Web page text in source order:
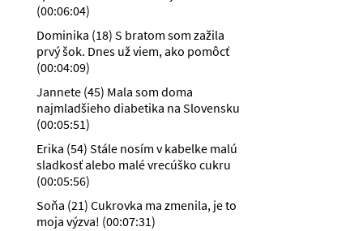
(00:06:04)
Dominika (18) S bratom som zažila
prvý šok. Dnes už viem, ako pomôcť
(00:04:09)
Jannete (45) Mala som doma
najmladšieho diabetika na Slovensku
(00:05:51)
Erika (54) Stále nosím v kabelke malú
sladkosť alebo malé vrecúško cukru
(00:05:56)
Soňa (21) Cukrovka ma zmenila, je to
moja výzva! (00:07:31)